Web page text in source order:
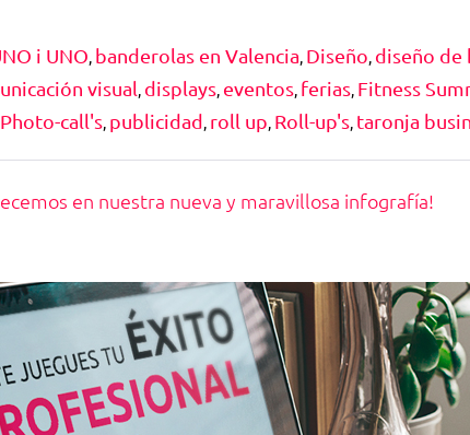
i UNO, banderolas en Valencia, Diseño, diseño de
visual, displays, eventos, ferias, Fitness
Photo-call's, publicidad, roll up, Roll-up's, taronja
en nuestra nueva y maravillosa infografía!